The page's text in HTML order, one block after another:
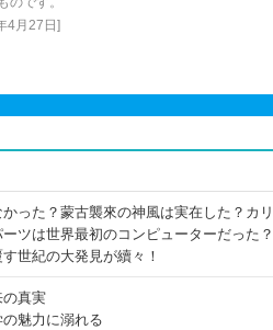
4月27日]
った？蒙古襲來の神風は実在した？カ
ツは世界最初のコンピューターだった
世紀の大発見が續々！
真実
魅力に溺れる